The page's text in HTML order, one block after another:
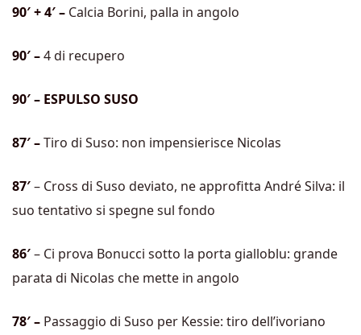
90′ + 4′ – Calcia Borini, palla in angolo
90′ –4 di recupero
90′ – ESPULSO SUSO
87′ –Tiro di Suso: non impensierisce Nicolas
87′– Cross di Suso deviato, ne approfitta André Silva: il
suo tentativo si spegne sul fondo
86′– Ci prova Bonucci sotto la porta gialloblu: grande
parata di Nicolas che mette in angolo
78′ – Passaggio di Suso per Kessie: tiro dell’ivoriano